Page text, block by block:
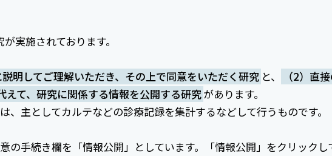
実施されております。
明してご理解いただき、その上で同意をいただく研究 と、
（2）直
て、研究に関係する情報を公開する研究があります。
、主としてカルテなどの診療記録を集計するなどして行うものです。
の手続き欄を「情報公開」としています。「情報公開」をクリックし